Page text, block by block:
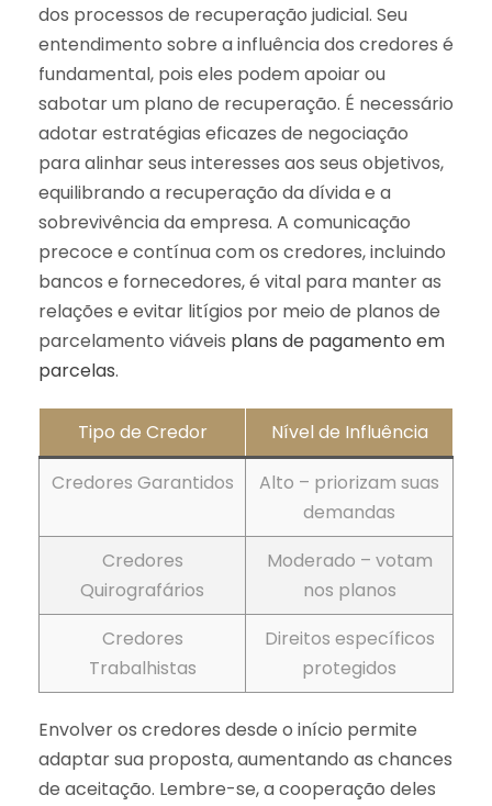
dos processos de recuperação judicial. Seu
entendimento sobre a influência dos credores é
fundamental, pois eles podem apoiar ou
sabotar um plano de recuperação. É necessário
adotar estratégias eficazes de negociação
para alinhar seus interesses aos seus objetivos,
equilibrando a recuperação da dívida e a
sobrevivência da empresa. A comunicação
precoce e contínua com os credores, incluindo
bancos e fornecedores, é vital para manter as
relações e evitar litígios por meio de planos de
parcelamento viáveis plans de pagamento em
parcelas.
Tipo de Credor
Nível de Influência
Credores Garantidos
Alto – priorizam suas
demandas
Credores
Quirografários
Moderado – votam
nos planos
Credores
Trabalhistas
Direitos específicos
protegidos
Envolver os credores desde o início permite
adaptar sua proposta, aumentando as chances
de aceitação. Lembre-se, a cooperação deles